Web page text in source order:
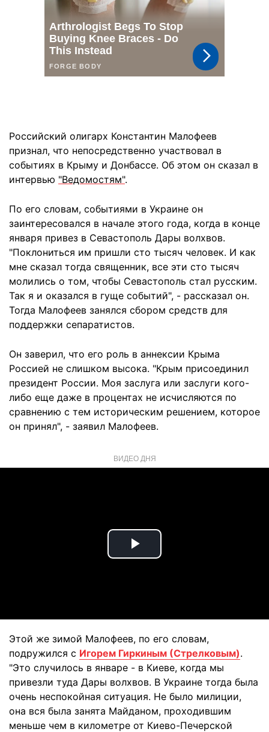
Российский олигарх Константин Малофеев
признал, что непосредственно участвовал в
событиях в Крыму и Донбассе. Об этом он сказал в
интервью "Ведомостям".
По его словам, событиями в Украине он
заинтересовался в начале этого года, когда в конце
января привез в Севастополь Дары волхвов.
"Поклониться им пришли сто тысяч человек. И как
мне сказал тогда священник, все эти сто тысяч
молились о том, чтобы Севастополь стал русским.
Так я и оказался в гуще событий", - рассказал он.
Тогда Малофеев занялся сбором средств для
поддержки сепаратистов.
Он заверил, что его роль в аннексии Крыма
Россией не слишком высока. "Крым присоединил
президент России. Моя заслуга или заслуги кого-
либо еще даже в процентах не исчисляются по
сравнению с тем историческим решением, которое
он принял", - заявил Малофеев.
ВИДЕО ДНЯ
Play
Этой же зимой Малофеев, по его словам,
подружился с Игорем Гиркиным (Стрелковым).
"Это случилось в январе - в Киеве, когда мы
привезли туда Дары волхвов. В Украине тогда была
очень неспокойная ситуация. Не было милиции,
она вся была занята Майданом, проходившим
меньше чем в километре от Киево-Печерской